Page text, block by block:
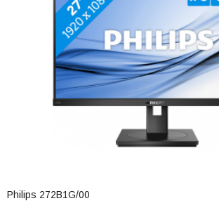
Philips 272B1G/00